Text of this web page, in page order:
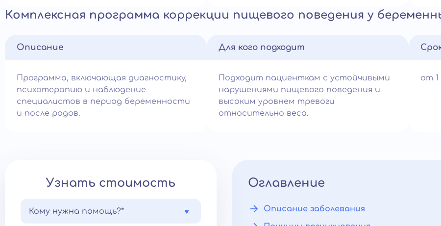
Комплексная программа коррекции пищевого поведения у
Описание
Программа, включающая диагностику,
психотерапию и наблюдение
специалистов в период беременности
и после родов.
Для кого подходит
Подходит пациенткам с устойчивыми
нарушениями пищевого поведения и
высоким уровнем тревоги
относительно веса.
от 1
Узнать стоимость
Кому нужна помощь?*
Оглавление
Описание заболевания